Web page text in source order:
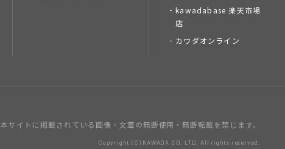
kawadabase 楽天市場
店
カワダオンライン
本サイトに掲載されている画像・文章の無断使用・無断転載を禁じます。
Copyright (C) KAWADA CO. LTD. All rights reserved.